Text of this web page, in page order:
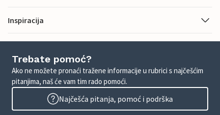
Inspiracija
Trebate pomoć?
Ako ne možete pronaći tražene informacije u rubrici s najčešćim
pitanjima, naš će vam tim rado pomoći.
Najčešća pitanja, pomoć i podrška